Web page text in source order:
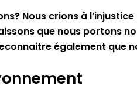
Nous crions à
que nous portons
également que